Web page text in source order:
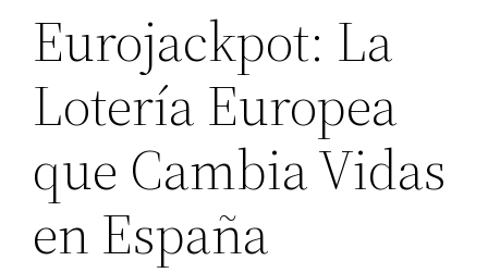
Eurojackpot: La
Lotería Europea
que Cambia Vidas
en España